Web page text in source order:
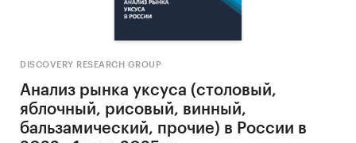
DISCOVERY RESEARCH GROUP
Анализ рынка уксуса (столовый,
яблочный, рисовый, винный,
бальзамический, прочие) в России в